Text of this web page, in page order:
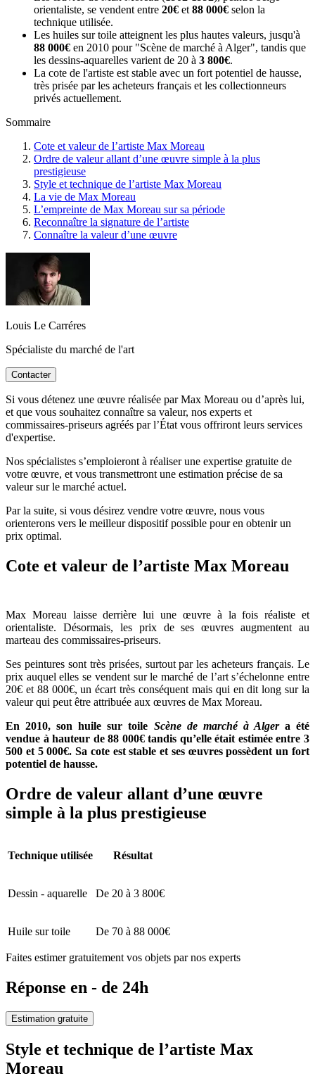
orientaliste, se vendent entre 20€ et 88 000€ selon la
technique utilisée.
Les huiles sur toile atteignent les plus hautes valeurs, jusqu'à
88 000€ en 2010 pour "Scène de marché à Alger", tandis que
les dessins-aquarelles varient de 20 à 3 800€.
La cote de l'artiste est stable avec un fort potentiel de hausse,
très prisée par les acheteurs français et les collectionneurs
privés actuellement.
Sommaire
Cote et valeur de l’artiste Max Moreau
Ordre de valeur allant d’une œuvre simple à la plus
prestigieuse
Style et technique de l’artiste Max Moreau
La vie de Max Moreau
L’empreinte de Max Moreau sur sa période
Reconnaître la signature de l’artiste
Connaître la valeur d’une œuvre
Louis Le Carréres
Spécialiste du marché de l'art
Contacter
Si vous détenez une œuvre réalisée par Max Moreau ou d’après lui,
et que vous souhaitez connaître sa valeur, nos experts et
commissaires-priseurs agréés par l’État vous offriront leurs services
d'expertise.
Nos spécialistes s’emploieront à réaliser une expertise gratuite de
votre œuvre, et vous transmettront une estimation précise de sa
valeur sur le marché actuel.
Par la suite, si vous désirez vendre votre œuvre, nous vous
orienterons vers le meilleur dispositif possible pour en obtenir un
prix optimal.
Cote et valeur de l’artiste Max Moreau
Max Moreau laisse derrière lui une œuvre à la fois réaliste et
orientaliste. Désormais, les prix de ses œuvres augmentent au
marteau des commissaires-priseurs.
Ses peintures sont très prisées, surtout par les acheteurs français. Le
prix auquel elles se vendent sur le marché de l’art s’échelonne entre
20€ et 88 000€, un écart très conséquent mais qui en dit long sur la
valeur qui peut être attribuée aux œuvres de Max Moreau.
En 2010, son huile sur toile Scène de marché à Alger a été
vendue à hauteur de 88 000€ tandis qu’elle était estimée entre 3
500 et 5 000€. Sa cote est stable et ses œuvres possèdent un fort
potentiel de hausse.
Ordre de valeur allant d’une œuvre
simple à la plus prestigieuse
Technique utilisée Résultat
Dessin - aquarelle De 20 à 3 800€
Huile sur toile De 70 à 88 000€
Faites estimer gratuitement vos objets par nos experts
Réponse en - de 24h
Estimation gratuite
Style et technique de l’artiste Max
Moreau